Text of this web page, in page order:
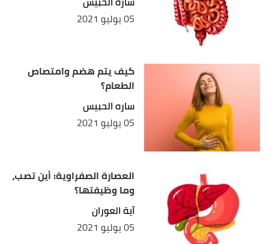
05 يوليو 2021
كيف يتم هضم وامتصاص
الطعام؟
ساره الحبيس
05 يوليو 2021
العصارة الصفراوية: أين تصب،
وما وظيفتها؟
آية العوران
05 يوليو 2021